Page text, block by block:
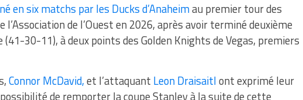
en six matchs par les Ducks d’Anaheimau premier tour des
de l’Ouest en 2026, après avoir terminé deuxième
(41-30-11), à deux points des Golden Knights de Vegas, premiers
Connor McDavid,et l’attaquant Leon Draisaitlont exprimé leur